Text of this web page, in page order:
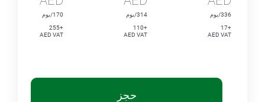
336/يوم
+17
AED VAT
314/يوم
+110
AED VAT
170/يوم
+255
AED VAT
حجز